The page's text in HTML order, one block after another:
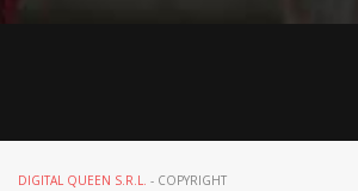
DIGITAL QUEEN S.R.L. - COPYRIGHT